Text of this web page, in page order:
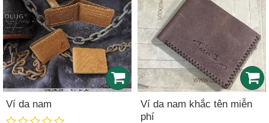
Ví da nam
Ví da nam khắc tên miễn
phí